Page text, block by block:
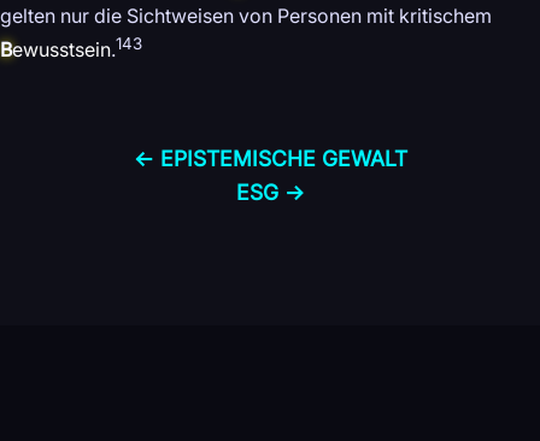
gelten nur die Sichtweisen von Personen mit kritischem
Bewusstsein.143
← EPISTEMISCHE GEWALT
ESG →